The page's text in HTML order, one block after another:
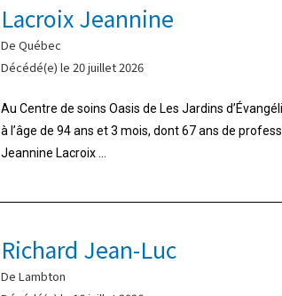
Lacroix Jeannine
De Québec
Décédé(e) le 20 juillet 2026
Au Centre de soins Oasis de Les Jardins
à l’âge de 94 ans et 3 mois, dont 67 ans de
Jeannine Lacroix ...
Richard Jean-Luc
De Lambton